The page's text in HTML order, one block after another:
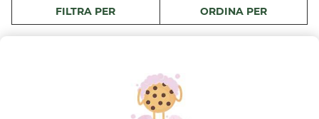
FILTRA PER ORDINA PER